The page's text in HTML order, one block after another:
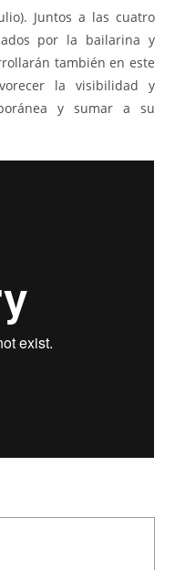
Juntos a las cuatro
por la bailarina y
también en este
la visibilidad y
y sumar a su